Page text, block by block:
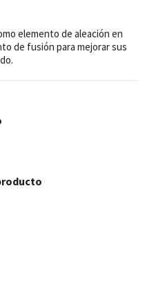
elemento de aleación en
de fusión para mejorar sus